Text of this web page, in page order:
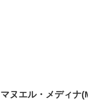
マヌエル・メディナ